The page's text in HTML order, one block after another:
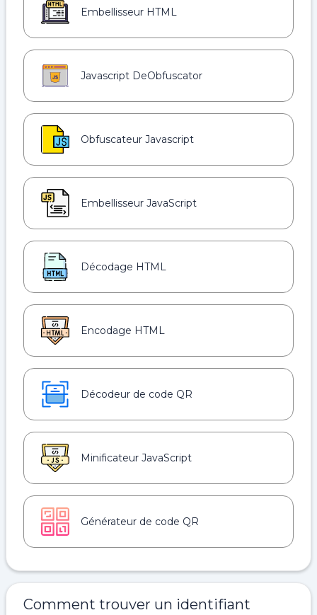
Embellisseur HTML
Javascript DeObfuscator
Obfuscateur Javascript
Embellisseur JavaScript
Décodage HTML
Encodage HTML
Décodeur de code QR
Minificateur JavaScript
Générateur de code QR
Comment trouver un identifiant